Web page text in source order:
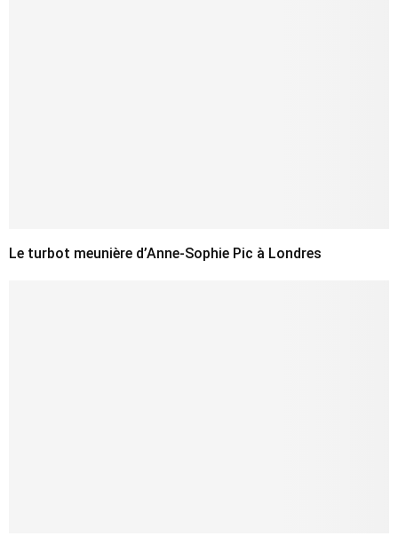
Le turbot meunière d’Anne-Sophie Pic à Londres